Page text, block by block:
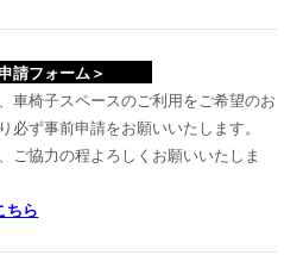
請フォーム＞
車椅子スペースのご利用をご希望のお
ず事前申請をお願いいたします。
ご協力の程よろしくお願いいたしま
ちら